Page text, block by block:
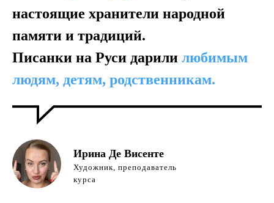
настоящие хранители народной
памяти и традиций.
Писанки на Руси дарили любимым
людям, детям, родственникам.
Ирина Де Висенте
Художник, преподаватель
курса